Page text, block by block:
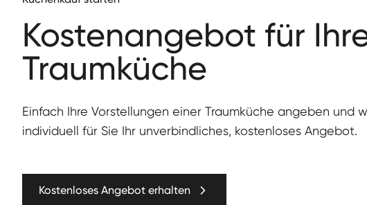
Kos­te­nange­bot für
Traumküche
Ein­fach Ihre Vorstel­lun­gen ein­er Traumküche angeben und
individuell für Sie Ihr unverbindliches, kostenloses Angebot.
Kostenloses Angebot erhalten